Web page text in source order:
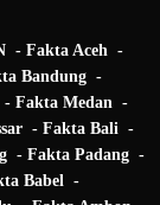
Fakta Aceh
Bandung
Fakta Medan
Fakta Bali
Fakta Padang
Babel